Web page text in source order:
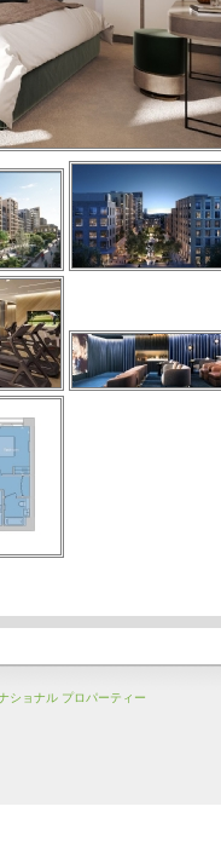
ショナル プロパーティー